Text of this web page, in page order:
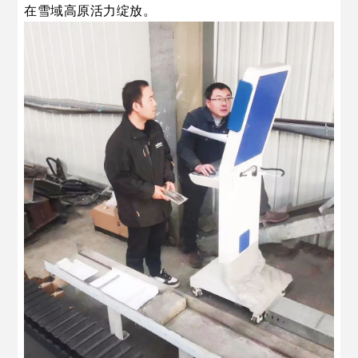
在雪域高原活力绽放。